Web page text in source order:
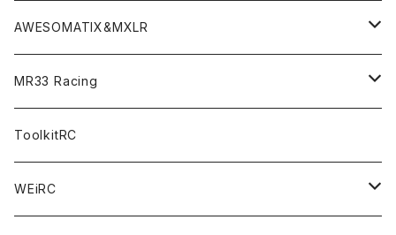
TA08
TA08R
Option Parts For XRAY T4
Option Parts For YOKOMO BD9
Option Parts For YOKOMO BD8
Accessories
CRESR RS120
CREST Modi Motor
Special Set（ZEROTRIBEオリジナル）
M-Chassis（1/10 W/B210-225mm）
F1（1/10）
Awesomatix
A800MMX
A800R
XRAY
X4
X4F
Accessories
YOKOMO
Pit Accessories
Radio Accessories
Option Parts
Electronics
F1ULTRA
RUBBER TIRES＆WHEEL
Decoder
Transponder
Accessories
AWESOMATIX&MXLR
A800R（KIT＆Spare & Optional）
A12（KIT＆Spare & Optional）
MR33 Racing
Chemicals＜ケミカル＞
Shock Oil＜ショックオイル＞
Tires＜タイヤ関連＞
ToolkitRC
WEiRC